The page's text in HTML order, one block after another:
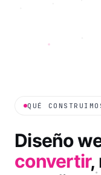
QUÉ
Diseño
convertir,